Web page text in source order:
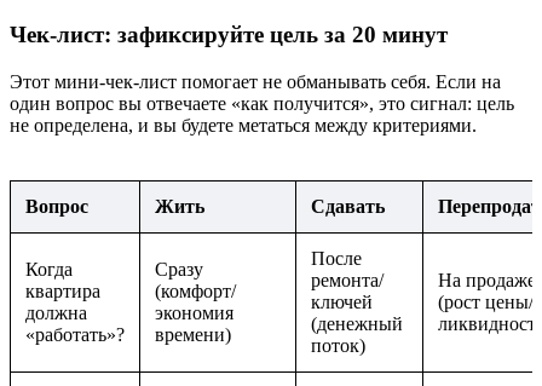
Чек-лист: зафиксируйте цель за 20 минут
Этот мини-чек-лист помогает не обманывать себя. Если на
один вопрос вы отвечаете «как получится», это сигнал: цель
не определена, и вы будете метаться между критериями.
Вопрос Жить Сдавать
Когда
квартира
должна
«работать»?
Сразу
(комфорт/
экономия
времени)
После
ремонта/
ключей
(денежный
поток)
На продаже
(рост цены/